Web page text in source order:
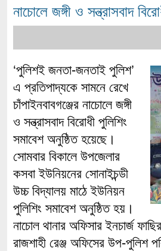
নাচোলে জঙ্গী ও সন্ত্রাসবাদ
‘পুলিশই জনতা-জনতাই পুলিশ’
এ প্রতিপাদ্যকে সামনে রেখে
চাঁপাইনবাবগঞ্জের নাচোলে জঙ্গী
ও সন্ত্রাসবাদ বিরোধী পুলিশিং
সমাবেশ অনুষ্ঠিত হয়েছে।
সোমবার বিকালে উপজেলার
কসবা ইউনিয়নের সোনাইচন্ডী
উচ্চ বিদ্যালয় মাঠে ইউনিয়ন
পুলিশিং সমাবেশ অনুষ্ঠিত হয়।
নাচোল থানার অফিসার ইনচার্জ
রাজশাহী রেঞ্জ অফিসের উপ-পুলিশ